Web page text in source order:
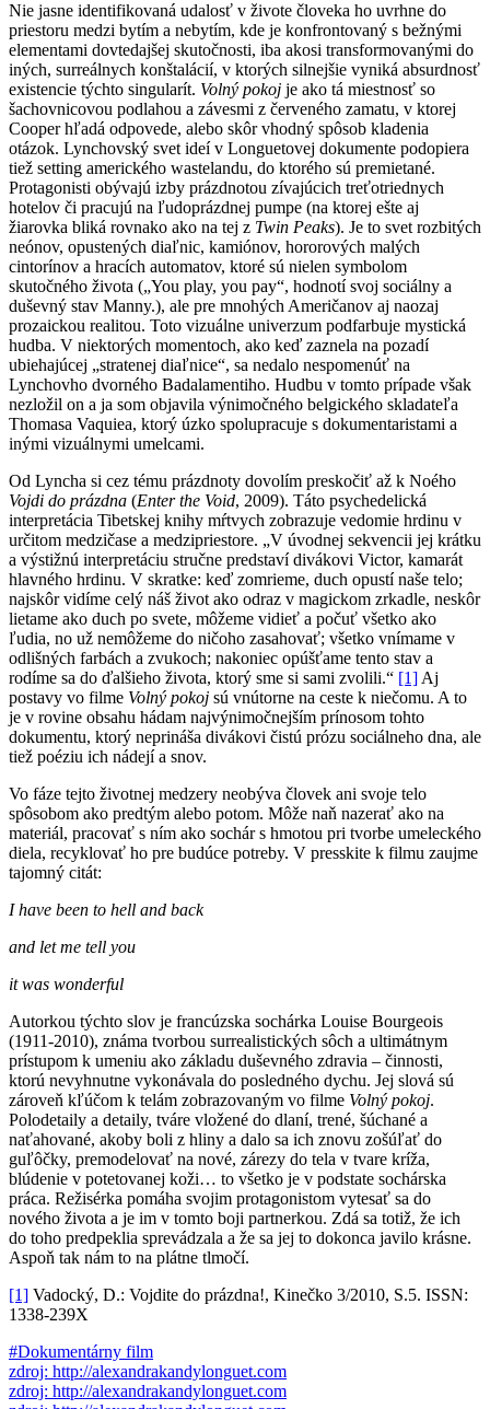
Nie jasne identifikovaná udalosť v živote človeka ho uvrhne do
priestoru medzi bytím a nebytím, kde je konfrontovaný s bežnými
elementami dovtedajšej skutočnosti, iba akosi transformovanými do
iných, surreálnych konštalácií, v ktorých silnejšie vyniká absurdnosť
existencie týchto singularít. Volný pokoj je ako tá miestnosť so
šachovnicovou podlahou a závesmi z červeného zamatu, v ktorej
Cooper hľadá odpovede, alebo skôr vhodný spôsob kladenia
otázok. Lynchovský svet ideí v Longuetovej dokumente podopiera
tiež setting amerického wastelandu, do ktorého sú premietané.
Protagonisti obývajú izby prázdnotou zívajúcich treťotriednych
hotelov či pracujú na ľudoprázdnej pumpe (na ktorej ešte aj
žiarovka bliká rovnako ako na tej z Twin Peaks). Je to svet rozbitých
neónov, opustených diaľnic, kamiónov, hororových malých
cintorínov a hracích automatov, ktoré sú nielen symbolom
skutočného života („You play, you pay“, hodnotí svoj sociálny a
duševný stav Manny.), ale pre mnohých Američanov aj naozaj
prozaickou realitou. Toto vizuálne univerzum podfarbuje mystická
hudba. V niektorých momentoch, ako keď zaznela na pozadí
ubiehajúcej „stratenej diaľnice“, sa nedalo nespomenúť na
Lynchovho dvorného Badalamentiho. Hudbu v tomto prípade však
nezložil on a ja som objavila výnimočného belgického skladateľa
Thomasa Vaquiea, ktorý úzko spolupracuje s dokumentaristami a
inými vizuálnymi umelcami.
Od Lyncha si cez tému prázdnoty dovolím preskočiť až k Noého
Vojdi do prázdna (Enter the Void, 2009). Táto psychedelická
interpretácia Tibetskej knihy mŕtvych zobrazuje vedomie hrdinu v
určitom medzičase a medzipriestore. „V úvodnej sekvencii jej krátku
a výstižnú interpretáciu stručne predstaví divákovi Victor, kamarát
hlavného hrdinu. V skratke: keď zomrieme, duch opustí naše telo;
najskôr vidíme celý náš život ako odraz v magickom zrkadle, neskôr
lietame ako duch po svete, môžeme vidieť a počuť všetko ako
ľudia, no už nemôžeme do ničoho zasahovať; všetko vnímame v
odlišných farbách a zvukoch; nakoniec opúšťame tento stav a
rodíme sa do ďalšieho života, ktorý sme si sami zvolili.“ [1] Aj
postavy vo filme Volný pokoj sú vnútorne na ceste k niečomu. A to
je v rovine obsahu hádam najvýnimočnejším prínosom tohto
dokumentu, ktorý neprináša divákovi čistú prózu sociálneho dna, ale
tiež poéziu ich nádejí a snov.
Vo fáze tejto životnej medzery neobýva človek ani svoje telo
spôsobom ako predtým alebo potom. Môže naň nazerať ako na
materiál, pracovať s ním ako sochár s hmotou pri tvorbe umeleckého
diela, recyklovať ho pre budúce potreby. V presskite k filmu zaujme
tajomný citát:
I have been to hell and back
and let me tell you
it was wonderful
Autorkou týchto slov je francúzska sochárka Louise Bourgeois
(1911-2010), známa tvorbou surrealistických sôch a ultimátnym
prístupom k umeniu ako základu duševného zdravia – činnosti,
ktorú nevyhnutne vykonávala do posledného dychu. Jej slová sú
zároveň kľúčom k telám zobrazovaným vo filme Volný pokoj.
Polodetaily a detaily, tváre vložené do dlaní, trené, šúchané a
naťahované, akoby boli z hliny a dalo sa ich znovu zošúľať do
guľôčky, premodelovať na nové, zárezy do tela v tvare kríža,
blúdenie v potetovanej koži… to všetko je v podstate sochárska
práca. Režisérka pomáha svojim protagonistom vytesať sa do
nového života a je im v tomto boji partnerkou. Zdá sa totiž, že ich
do toho predpeklia sprevádzala a že sa jej to dokonca javilo krásne.
Aspoň tak nám to na plátne tlmočí.
[1] Vadocký, D.: Vojdite do prázdna!, Kinečko 3/2010, S.5. ISSN:
1338-239X
#Dokumentárny film
zdroj: http://alexandrakandylonguet.com
zdroj: http://alexandrakandylonguet.com